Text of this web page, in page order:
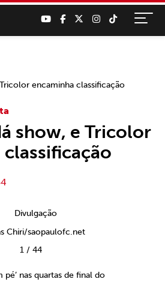
show, e Tricolor
Chiri/saopaulofc.net
1/ 44
nas quartas de final do